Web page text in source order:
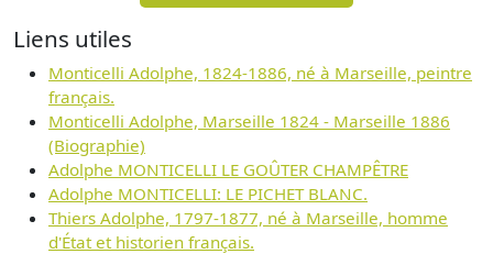
Liens utiles
Monticelli Adolphe, 1824-1886, né à Marseille, peintre
français.
Monticelli Adolphe, Marseille 1824 - Marseille 1886
(Biographie)
Adolphe MONTICELLI LE GOÛTER CHAMPÊTRE
Adolphe MONTICELLI: LE PICHET BLANC.
Thiers Adolphe, 1797-1877, né à Marseille, homme
d'État et historien français.